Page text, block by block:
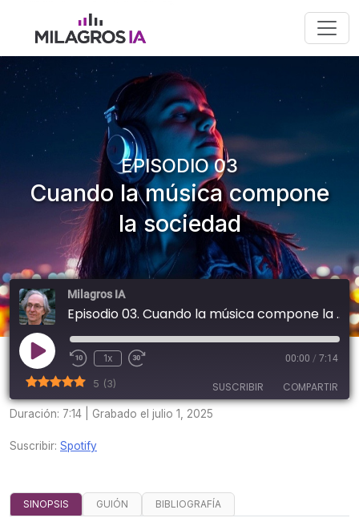
content
EPISODIO 03
Cuando la música compone
la sociedad
Milagros IA
Episodio 03. Cuando la música compone la sociedad
Reproducir
episodioRebobinar
10
segundos
1x
Fast
seconds
00:00 / 7:14
SUSCRIBIR COMPARTIR
INCRUSTAR
Duración: 7:14 Grabado el julio 1, 2025
Suscribir: Spotify
SINOPSIS GUIÓN BIBLIOGRAFÍA
5 (3)